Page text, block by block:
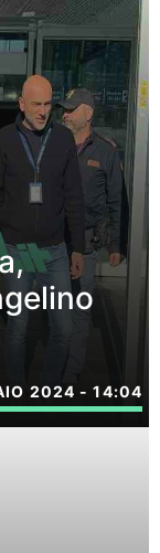
2024 - 14:04